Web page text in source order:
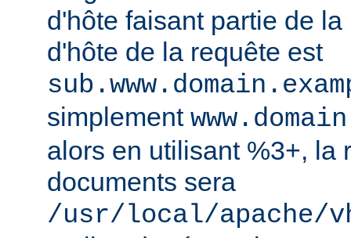
d'hôte faisant partie de
d'hôte de la requête est
simplement
alors en utilisant %3+, la
documents sera
/usr/local/apache/